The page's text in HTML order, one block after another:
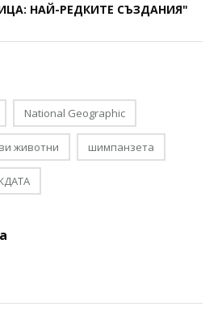
НАЙ-РЕДКИТЕ СЪЗДАНИЯ"
National Geographic
животни шимпанзета